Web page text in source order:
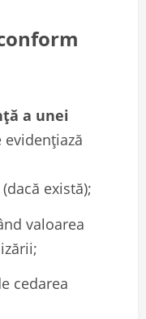
a unei
evidențiază
există);
valoarea
cedarea